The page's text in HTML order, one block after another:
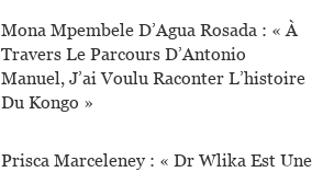
Mona Mpembele D’Agua Rosada : « À
Travers Le Parcours D’Antonio
Manuel, J’ai Voulu Raconter L’histoire
Du Kongo »
Prisca Marceleney : « Dr Wlika Est Une